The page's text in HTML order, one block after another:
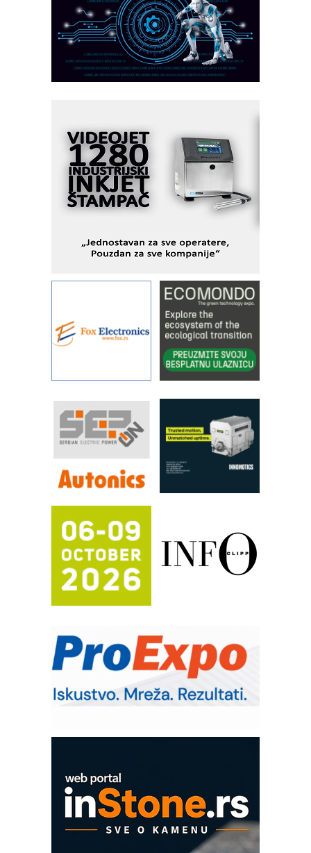
AUKOM: Svetski standard metrologije
dostupan u Srbiji
MOTOMAN – NEXT-Robotika vođena
veštačkom inteligencijom
I.SAFE MOBILE revolucioniše
Fleksibilno stezanje i brzo
podešavanje u proizvodnji prototipova
KIP KOP – napredna rešenja za
savremene industrijske i logističke
objekte
Alba d.o.o. – 35 godina preciznosti u
IBeRTIM - oprema za ispitivanje
STAUFF – Komponente koje
povećavaju pouzdanost hidrauličkih
YAMADA pumpe – japanska
pouzdanost u transferu fluida
Filtration Group Industrial – Napredna
rešenja za filtraciju u hidrauličkim i
RILINEX kompanije Rittal
FANUC: Najbolje za vašu pametnu
automatizaciju
Efikasno upravljanje energijom
Automatizacija pakovanja · Display
Potpuna efikasnost bez složenih
sistema
Trajna oznaka kao dugoročna korist
Bezbednost na prvom mestu!
IB BLUMENAUER - više od 40 godina
poverenja u industriji
– Pametna signalizacija za efikasnije
upravljanje mašinama
Sigurnije ispitivanje transformatora u
solarnim elektranama i vetroparkovima
Pranje točkova na gradilištu- standard
Proizvodnja iC7 Hybrid 1500 VDC
COMBYPACK
EVOKS Maintenance Management
ROSA i SCHUNK podižu proizvodnju